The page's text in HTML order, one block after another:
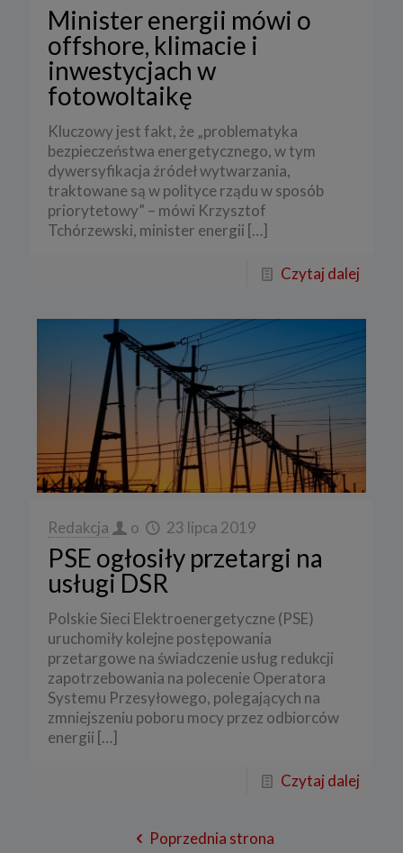
Minister energii mówi o
offshore, klimacie i
inwestycjach w
fotowoltaikę
Kluczowy jest fakt, że „problematyka
bezpieczeństwa energetycznego, w tym
dywersyfikacja źródeł wytwarzania,
traktowane są w polityce rządu w sposób
priorytetowy” – mówi Krzysztof
Tchórzewski, minister energii […]
Czytaj dalej
Redakcja o 23 lipca 2019
PSE ogłosiły przetargi na
usługi DSR
Polskie Sieci Elektroenergetyczne (PSE)
uruchomiły kolejne postępowania
przetargowe na świadczenie usług redukcji
zapotrzebowania na polecenie Operatora
Systemu Przesyłowego, polegających na
zmniejszeniu poboru mocy przez odbiorców
energii […]
Czytaj dalej
Poprzednia strona